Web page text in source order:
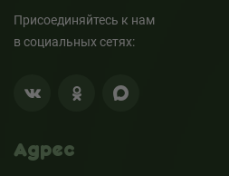
Присоединяйтесь к нам
в социальных сетях:
Адрес